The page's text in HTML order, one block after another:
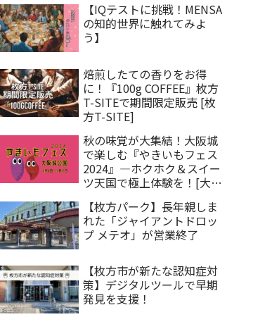
【IQテストに挑戦！MENSA
の知的世界に触れてみよ
う】
焙煎したての香りをお得
に！『100g COFFEE』枚方
T-SITEで期間限定販売 [枚
方T-SITE]
秋の味覚が大集結！大阪城
で楽しむ『やきいもフェス
2024』―ホクホク＆スイー
ツ天国で極上体験を！[大阪
【枚方パーク】長年親しま
れた「ジャイアントドロッ
プ メテオ」が営業終了
【枚方市が新たな認知症対
策】デジタルツールで早期
発見を支援！